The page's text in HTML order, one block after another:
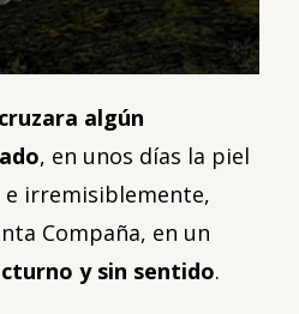
algún
, en unos días la piel
e irremisiblemente,
Compaña, en un
y sin sentido.